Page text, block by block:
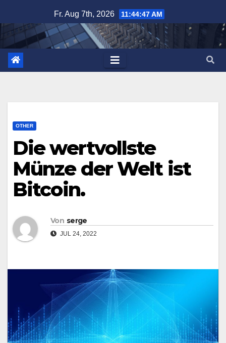
Inhalt
springen
Fr. Aug 7th, 2026 11:44:47 AM
OTHER
Die wertvollste
Münze der Welt ist
Bitcoin.
Von serge
JUL 24, 2022